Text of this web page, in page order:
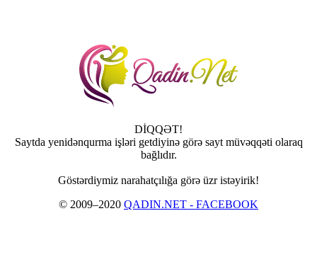
DİQQƏT!
Saytda yenidənqurma işləri getdiyinə görə sayt müvəqqəti olaraq
bağlıdır.
Göstərdiymiz narahatçılığa görə üzr istəyirik!
© 2009–2020 QADIN.NET - FACEBOOK